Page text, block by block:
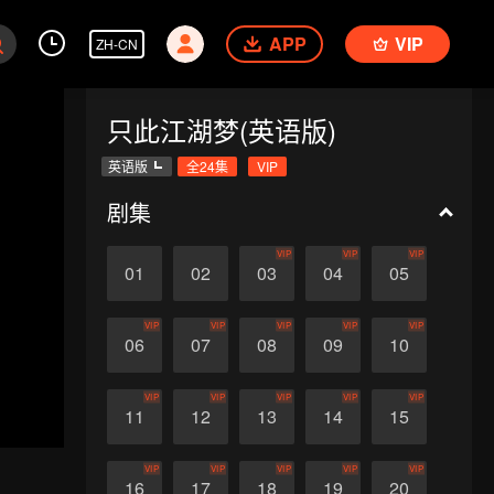
ZH-CN APP VIP
只此江湖梦(英语版)
英语版 全24集 VIP
剧集
01 02 03
VIP
04
VIP
05
VIP
06
VIP
07
VIP
08
VIP
09
VIP
10
VIP
11
VIP
12
VIP
13
VIP
14
VIP
15
VIP
16
VIP
17
VIP
18
VIP
19
VIP
20
VIP